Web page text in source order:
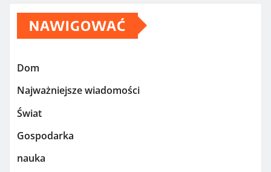
NAWIGOWAĆ
Dom
Najważniejsze wiadomości
Świat
Gospodarka
nauka